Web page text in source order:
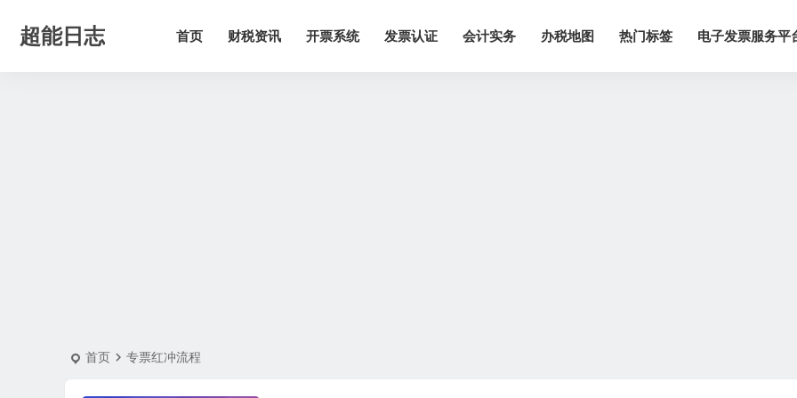
超能日志 首页 财税资讯 开票系统 发票认证 会计实务 办税地图 热门标签 电子发票服务平
首页 专票红冲流程